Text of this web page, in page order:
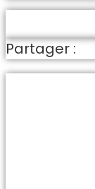
Partager :